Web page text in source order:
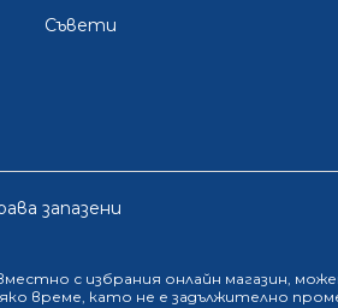
Съвети
запазени
с избрания онлайн магазин,
време, като не е задължително